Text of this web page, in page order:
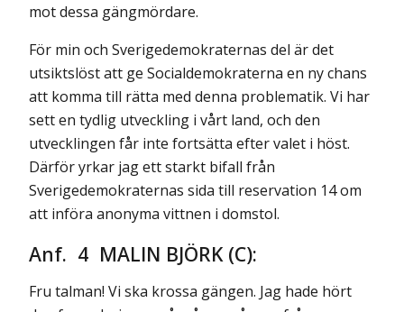
mot dessa gängmördare.
För min och Sverigedemokraternas del är det
utsiktslöst att ge Socialdemokraterna en ny chans
att komma till rätta med denna problematik. Vi har
sett en tydlig utveckling i vårt land, och den
utvecklingen får inte fortsätta efter valet i höst.
Därför yrkar jag ett starkt bifall från
Sverigedemokraternas sida till reservation 14 om
att införa anonyma vittnen i domstol.
Anf. 4 MALIN BJÖRK (C):
Fru talman! Vi ska krossa gängen. Jag hade hört